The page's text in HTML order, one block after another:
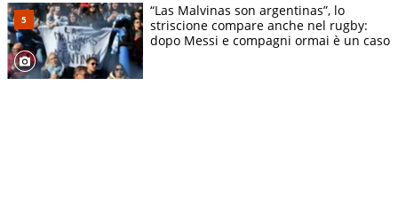
“Las Malvinas son argentinas”, lo
striscione compare anche nel rugby:
dopo Messi e compagni ormai è un caso